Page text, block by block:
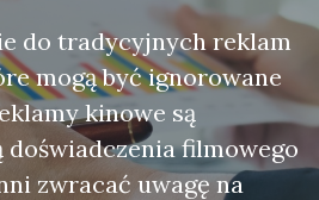
do tradycyjnych reklam
mogą być ignorowane
kinowe są
doświadczenia filmowego
zwracać uwagę na